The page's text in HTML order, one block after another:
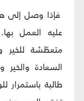
فإذا وصل إلى
عليه العمل
متعطّشة للخير
السعادة والخير
طالبة